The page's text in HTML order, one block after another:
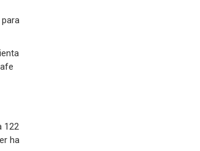
122
ha